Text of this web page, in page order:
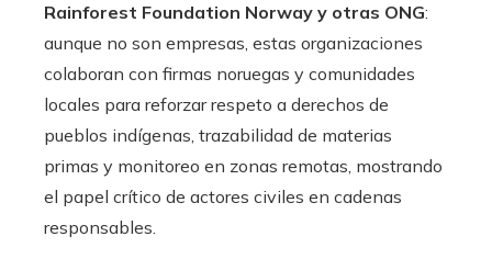
Rainforest Foundation Norway y otras ONG:
aunque no son empresas, estas organizaciones
colaboran con firmas noruegas y comunidades
locales para reforzar respeto a derechos de
pueblos indígenas, trazabilidad de materias
primas y monitoreo en zonas remotas, mostrando
el papel crítico de actores civiles en cadenas
responsables.